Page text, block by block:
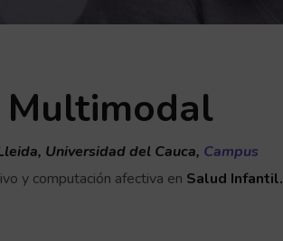
Multimodal
Universidad del Cauca, Campus
y computación afectiva en Salud Infantil.